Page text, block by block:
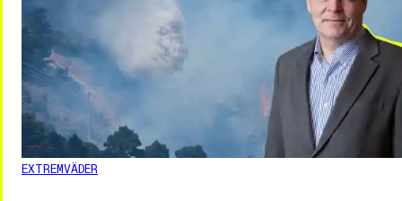
EXTREMVÄDER